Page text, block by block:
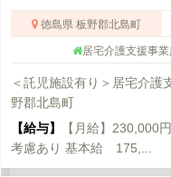
徳島県 板野郡北島町
居宅介護支援事業
＜託児施設有り＞居宅介護
野郡北島町
【給与】
【月給】230,000
考慮あり 基本給 175,...